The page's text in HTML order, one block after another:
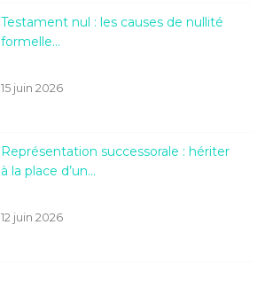
Testament nul : les causes de nullité
formelle…
15 juin 2026
Représentation successorale : hériter
à la place d’un…
12 juin 2026